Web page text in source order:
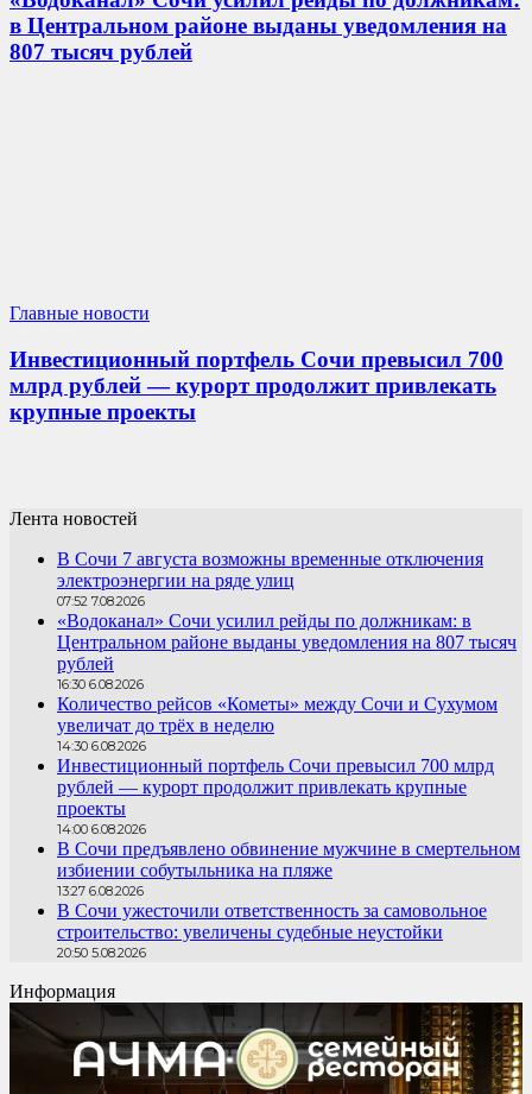
в Центральном районе выданы уведомления на
807 тысяч рублей
Главные новости
Инвестиционный портфель Сочи превысил 700
млрд рублей — курорт продолжит привлекать
крупные проекты
Лента новостей
В Сочи 7 августа возможны временные отключения
электроэнергии на ряде улиц
07:52 7.08.2026
«Водоканал» Сочи усилил рейды по должникам: в
Центральном районе выданы уведомления на 807 тысяч
рублей
16:30 6.08.2026
Количество рейсов «Кометы» между Сочи и Сухумом
увеличат до трёх в неделю
14:30 6.08.2026
Инвестиционный портфель Сочи превысил 700 млрд
рублей — курорт продолжит привлекать крупные
проекты
14:00 6.08.2026
В Сочи предъявлено обвинение мужчине в смертельном
избиении собутыльника на пляже
13:27 6.08.2026
В Сочи ужесточили ответственность за самовольное
строительство: увеличены судебные неустойки
20:50 5.08.2026
Информация